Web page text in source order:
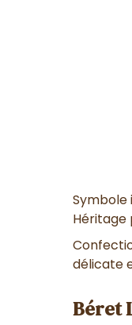
Symbole
Héritage
délicate
Béret